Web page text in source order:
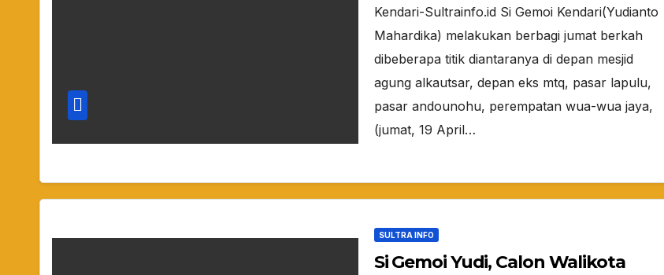
Kendari-Sultrainfo.id Si Gemoi Kendari(Yudianto
Mahardika) melakukan berbagi jumat berkah
dibeberapa titik diantaranya di depan mesjid
agung alkautsar, depan eks mtq, pasar lapulu,
pasar andounohu, perempatan wua-wua jaya,
(jumat, 19 April…
SULTRA INFO
Si Gemoi Yudi, Calon Walikota